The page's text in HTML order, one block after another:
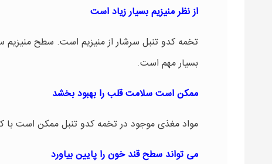
از نظر منیزیم بسیار زیاد است
تخمه کدو تنبل سرشار از منیزیم است. سطح
بسیار مهم است.
ممکن است سلامت قلب را بهبود بخشد
مواد مغذی موجود در تخمه کدو تنبل ممکن است
می تواند سطح قند خون را پایین بیاورد